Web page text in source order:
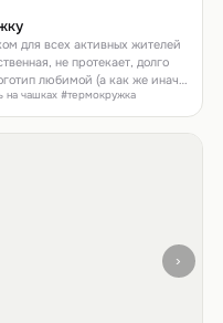
для всех активных жителей
не протекает, долго
любимой (а как же иначе
на чашках #термокружка
›